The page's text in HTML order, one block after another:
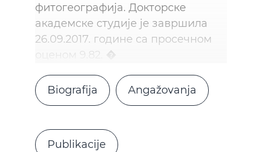
фитогеографија. Докторске
академске студије је завршила
26.09.2017. године са просечном
оценом 9.82. �
Biografija Angažovanja
Publikacije